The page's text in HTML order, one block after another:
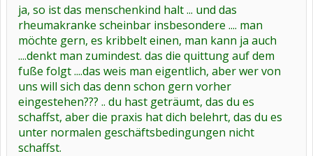
ja, so ist das menschenkind halt ... und das
rheumakranke scheinbar insbesondere .... man
möchte gern, es kribbelt einen, man kann ja auch
....denkt man zumindest. das die quittung auf dem
fuße folgt ....das weis man eigentlich, aber wer von
uns will sich das denn schon gern vorher
eingestehen??? .. du hast geträumt, das du es
schaffst, aber die praxis hat dich belehrt, das du es
unter normalen geschäftsbedingungen nicht
schaffst.